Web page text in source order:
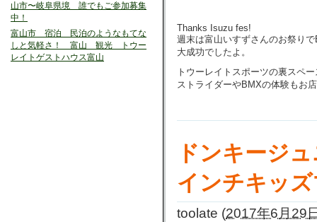
Thanks Isuzu fes!
週末は富山いすずさんのお祭り
大成功でしたよ。
トウーレイトスポーツの裏スペ
ストライダーやBMXの体験もお
ドンキージ
インチキッ
toolate (2017年6月29
山市〜岐阜県境 誰でもご参加募集
中！
富山市 宿泊 民泊のようなもてな
しと気軽さ！ 富山 観光 トウー
レイトゲストハウス富山